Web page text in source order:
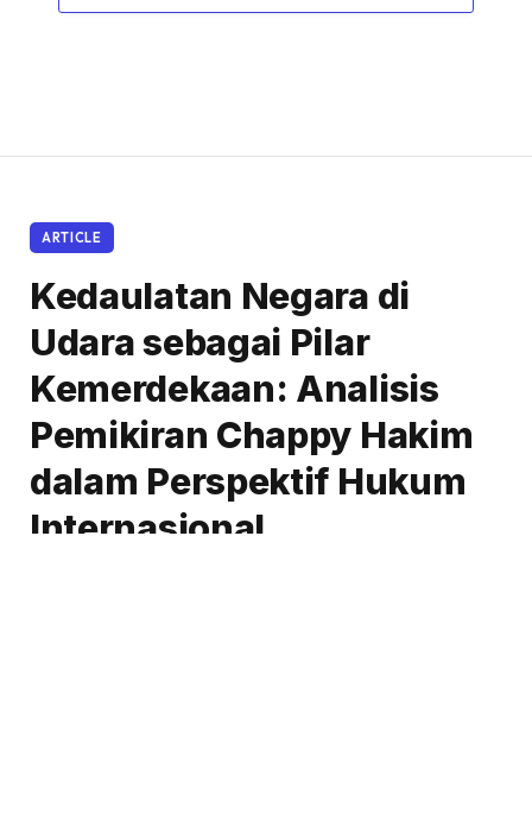
ARTICLE
Kedaulatan Negara di
Udara sebagai Pilar
Kemerdekaan: Analisis
Pemikiran Chappy Hakim
dalam Perspektif Hukum
Internasional